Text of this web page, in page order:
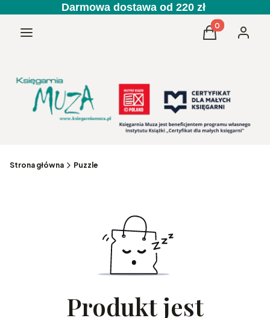
Darmowa dostawa od 220 zł
Menu Produkty w
Koszyk
Strona główna Puzzle
Produkt jest